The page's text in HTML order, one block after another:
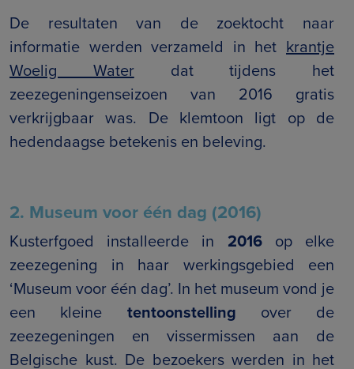
De resultaten van de zoektocht naar
informatie werden verzameld in het krantje
Woelig Waterdat tijdens het
zeezegeningenseizoen van 2016 gratis
verkrijgbaar was. De klemtoon ligt op de
hedendaagse betekenis en beleving.
2. Museum voor één dag (2016)
Kusterfgoed installeerde in 2016op elke
zeezegening in haar werkingsgebied een
‘Museum voor één dag’. In het museum vond je
een kleine tentoonstelling over de
zeezegeningen en vissermissen aan de
Belgische kust. De bezoekers werden in het